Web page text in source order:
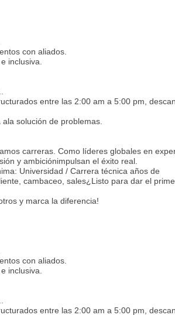
con aliados.
inclusiva.
entre las 2:00 am a 5:00 pm,
solución de problemas.
carreras. Como líderes globales en
y ambiciónimpulsan el éxito real.
Universidad / Carrera técnica años de
cambaceo, sales¿Listo para dar el
y marca la diferencia!
con aliados.
inclusiva.
entre las 2:00 am a 5:00 pm,